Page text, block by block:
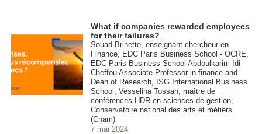
What if companies rewarded employees
for their failures?
Souad Brinette, enseignant chercheur en
Finance, EDC Paris Business School - OCRE,
EDC Paris Business School Abdoulkarim Idi
Cheffou Associate Professor in finance and
Dean of Research, ISG International Business
School, Vesselina Tossan, maître de
conférences HDR en sciences de gestion,
Conservatoire national des arts et métiers
(Cnam)
7 mai 2024